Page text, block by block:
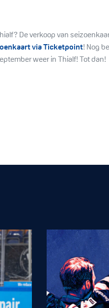
De verkoop van
via Ticketpoint! Nog
weer in Thialf! Tot dan!